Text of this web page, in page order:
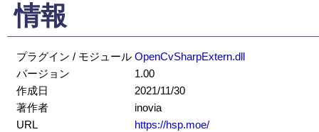
情報
プラグイン / モジュール OpenCvSharpExtern.dll
バージョン
1.00
作成日
2021/11/30
著作者
inovia
URL
https://hsp.moe/